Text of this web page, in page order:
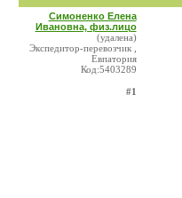
Симоненко Елена
Ивановна, физ.лицо
(удалена)
Экспедитор-перевозчик ,
Евпатория
Код:5403289
#1